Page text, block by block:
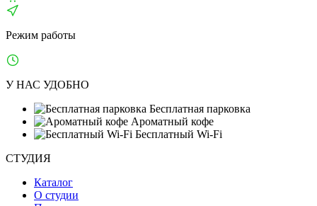
Режим работы
У НАС УДОБНО
Бесплатная парковка
Ароматный кофе
Бесплатный Wi-Fi
СТУДИЯ
Каталог
О студии